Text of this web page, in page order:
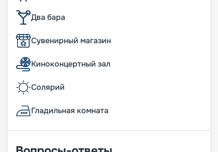
Два бара
Сувенирный магазин
Киноконцертный зал
Солярий
Гладильная комната